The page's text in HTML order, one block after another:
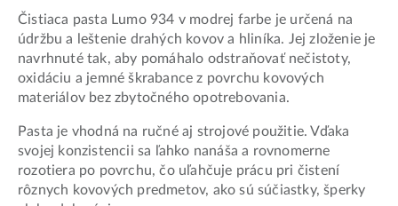
Čistiaca pasta Lumo 934 v modrej farbe je určená na
údržbu a leštenie drahých kovov a hliníka. Jej zloženie je
navrhnuté tak, aby pomáhalo odstraňovať nečistoty,
oxidáciu a jemné škrabance z povrchu kovových
materiálov bez zbytočného opotrebovania.
Pasta je vhodná na ručné aj strojové použitie. Vďaka
svojej konzistencii sa ľahko nanáša a rovnomerne
rozotiera po povrchu, čo uľahčuje prácu pri čistení
rôznych kovových predmetov, ako sú súčiastky, šperky